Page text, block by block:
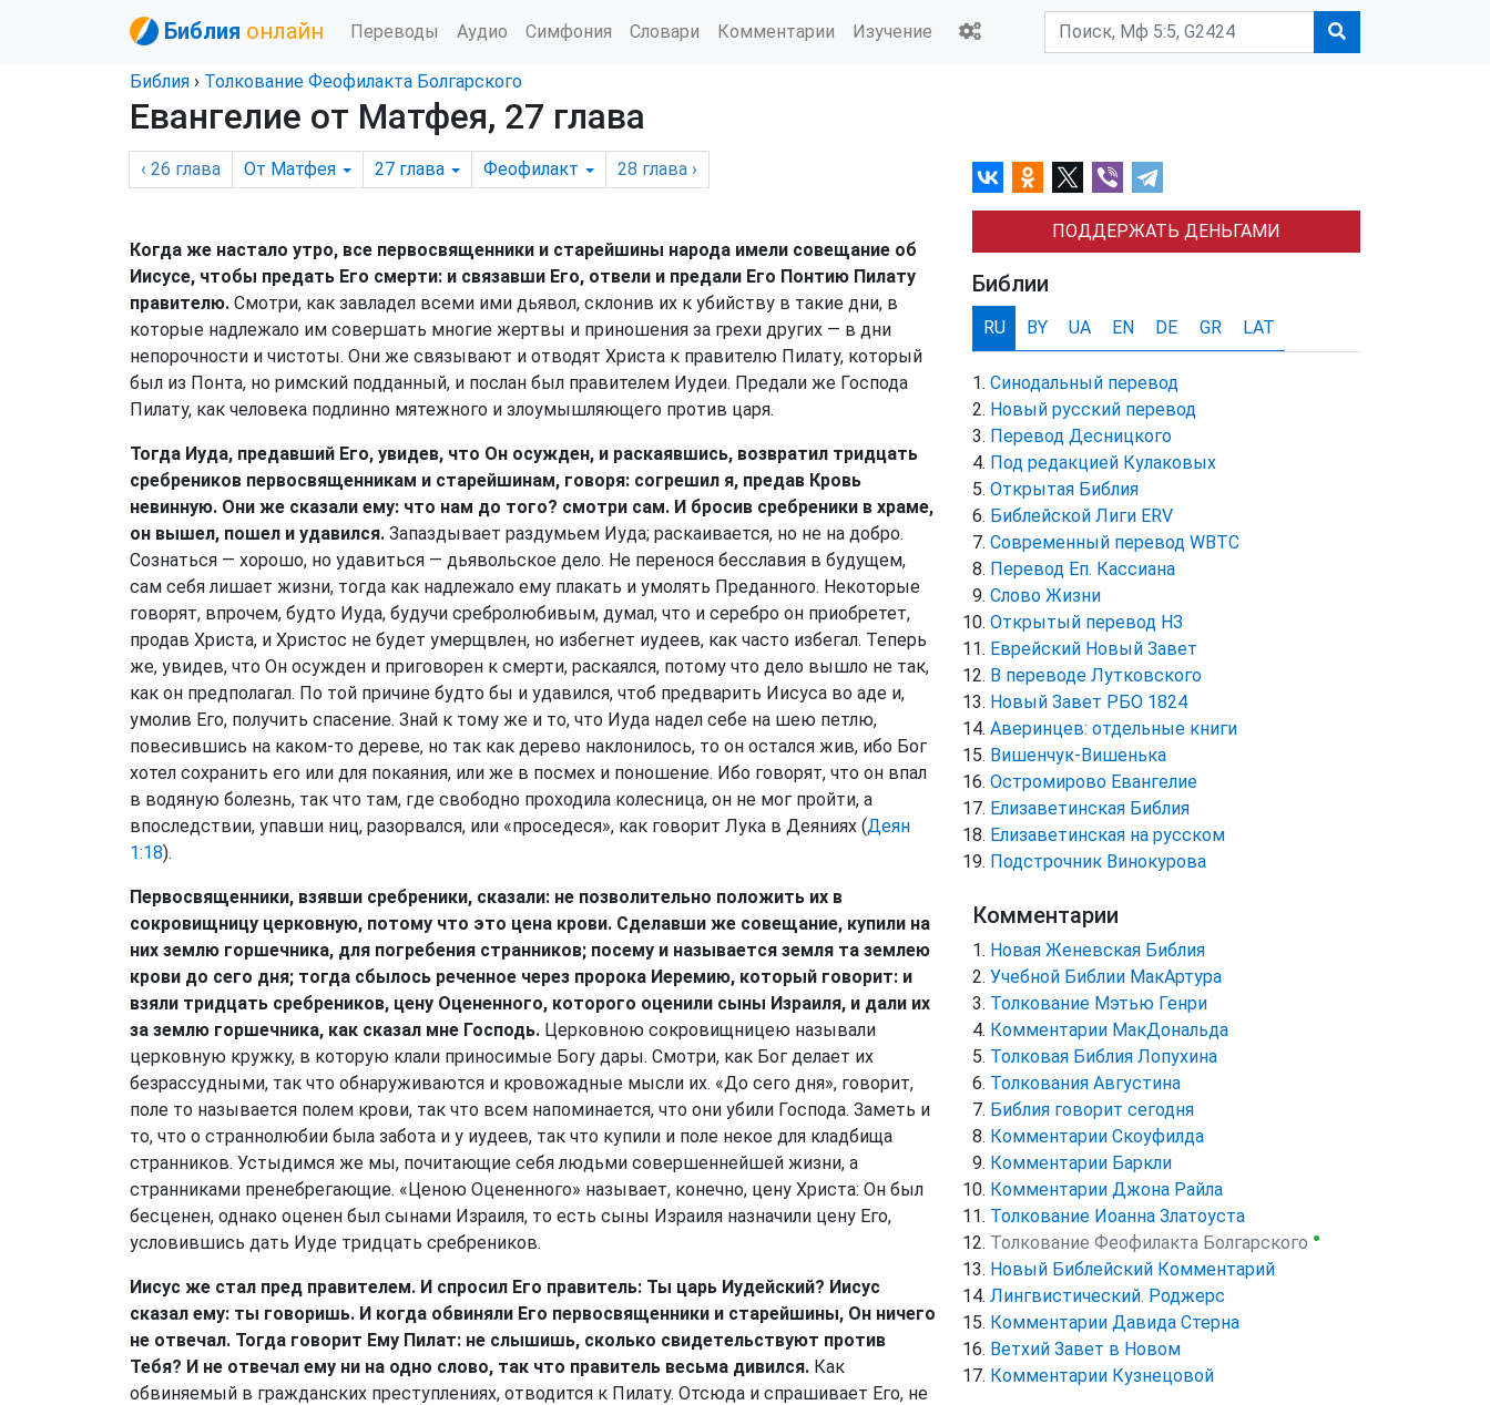
Библия онлайн Переводы Аудио Симфония Словари Комментарии Изучение
Библия › Толкование Феофилакта Болгарского
Евангелие от Матфея, 27 глава
‹ 26 глава От Матфея 27 глава Феофилакт 28 глава ›
Когда же настало утро, все первосвященники и старейшины народа имели совещание об
Иисусе, чтобы предать Его смерти: и связавши Его, отвели и предали Его Понтию Пилату
правителю. Смотри, как завладел всеми ими дьявол, склонив их к убийству в такие дни, в
которые надлежало им совершать многие жертвы и приношения за грехи других — в дни
непорочности и чистоты. Они же связывают и отводят Христа к правителю Пилату, который
был из Понта, но римский подданный, и послан был правителем Иудеи. Предали же Господа
Пилату, как человека подлинно мятежного и злоумышляющего против царя.
Тогда Иуда, предавший Его, увидев, что Он осужден, и раскаявшись, возвратил тридцать
сребреников первосвященникам и старейшинам, говоря: согрешил я, предав Кровь
невинную. Они же сказали ему: что нам до того? смотри сам. И бросив сребреники в храме,
он вышел, пошел и удавился. Запаздывает раздумьем Иуда; раскаивается, но не на добро.
Сознаться — хорошо, но удавиться — дьявольское дело. Не перенося бесславия в будущем,
сам себя лишает жизни, тогда как надлежало ему плакать и умолять Преданного. Некоторые
говорят, впрочем, будто Иуда, будучи сребролюбивым, думал, что и серебро он приобретет,
продав Христа, и Христос не будет умерщвлен, но избегнет иудеев, как часто избегал. Теперь
же, увидев, что Он осужден и приговорен к смерти, раскаялся, потому что дело вышло не так,
как он предполагал. По той причине будто бы и удавился, чтоб предварить Иисуса во аде и,
умолив Его, получить спасение. Знай к тому же и то, что Иуда надел себе на шею петлю,
повесившись на каком-то дереве, но так как дерево наклонилось, то он остался жив, ибо Бог
хотел сохранить его или для покаяния, или же в посмех и поношение. Ибо говорят, что он впал
в водяную болезнь, так что там, где свободно проходила колесница, он не мог пройти, а
впоследствии, упавши ниц, разорвался, или «проседеся», как говорит Лука в Деяниях (Деян
1:18).
Первосвященники, взявши сребреники, сказали: не позволительно положить их в
сокровищницу церковную, потому что это цена крови. Сделавши же совещание, купили на
них землю горшечника, для погребения странников; посему и называется земля та землею
крови до сего дня; тогда сбылось реченное через пророка Иеремию, который говорит: и
взяли тридцать сребреников, цену Оцененного, которого оценили сыны Израиля, и дали их
за землю горшечника, как сказал мне Господь. Церковною сокровищницею называли
церковную кружку, в которую клали приносимые Богу дары. Смотри, как Бог делает их
безрассудными, так что обнаруживаются и кровожадные мысли их. «До сего дня», говорит,
поле то называется полем крови, так что всем напоминается, что они убили Господа. Заметь и
то, что о страннолюбии была забота и у иудеев, так что купили и поле некое для кладбища
странников. Устыдимся же мы, почитающие себя людьми совершеннейшей жизни, а
странниками пренебрегающие. «Ценою Оцененного» называет, конечно, цену Христа: Он был
бесценен, однако оценен был сынами Израиля, то есть сыны Израиля назначили цену Его,
условившись дать Иуде тридцать сребреников.
Иисус же стал пред правителем. И спросил Его правитель: Ты царь Иудейский? Иисус
сказал ему: ты говоришь. И когда обвиняли Его первосвященники и старейшины, Он ничего
не отвечал. Тогда говорит Ему Пилат: не слышишь, сколько свидетельствуют против
Тебя? И не отвечал ему ни на одно слово, так что правитель весьма дивился. Как
обвиняемый в гражданских преступлениях, отводится к Пилату. Отсюда и спрашивает Его, не
ПОДДЕРЖАТЬ ДЕНЬГАМИ
Библии
RU BY UA EN DE GR LAT
Синодальный перевод
Новый русский перевод
Перевод Десницкого
Под редакцией Кулаковых
Открытая Библия
Библейской Лиги ERV
Cовременный перевод WBTC
Перевод Еп. Кассиана
Слово Жизни
Открытый перевод НЗ
Еврейский Новый Завет
В переводе Лутковского
Новый Завет РБО 1824
Аверинцев: отдельные книги
Вишенчук-Вишенька
Остромирово Евангелие
Елизаветинская Библия
Елизаветинская на русском
Подстрочник Винокурова
Комментарии
Новая Женевская Библия
Учебной Библии МакАртура
Толкование Мэтью Генри
Комментарии МакДональда
Толковая Библия Лопухина
Толкования Августина
Библия говорит сегодня
Комментарии Скоуфилда
Комментарии Баркли
Комментарии Джона Райла
Толкование Иоанна Златоуста
Толкование Феофилакта Болгарского ●
Новый Библейский Комментарий
Лингвистический. Роджерс
Комментарии Давида Стерна
Ветхий Завет в Новом
Комментарии Кузнецовой